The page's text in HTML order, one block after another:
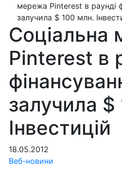
мережа Pinterest в раунді
залучила $ 100 млн.
Соціальна
Pinterest в
залучила
Інвестицій
18.05.2012
Веб-новини